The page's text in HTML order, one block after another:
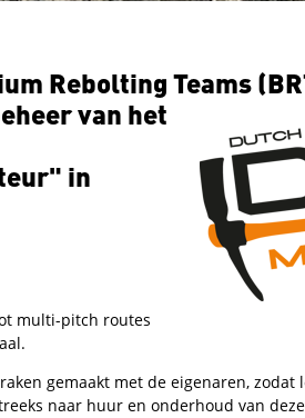
Rebolting Teams
van het
in
multi-pitch routes
gemaakt met de eigenaren, zodat
naar huur en onderhoud van